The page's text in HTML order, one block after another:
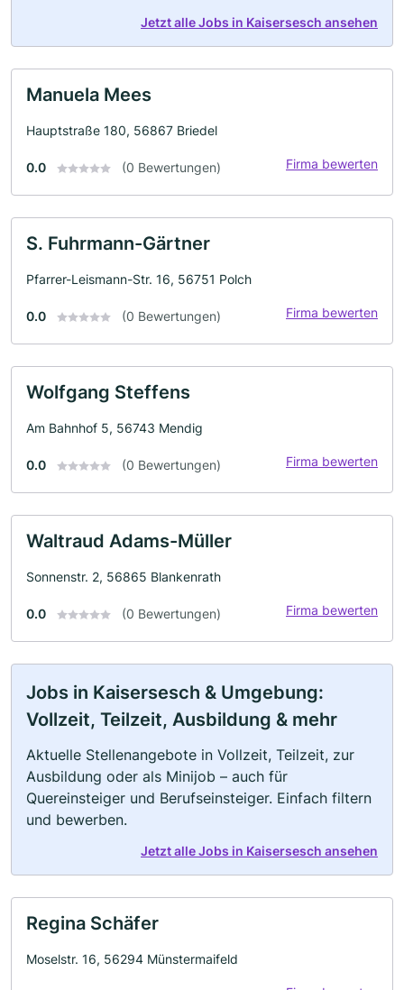
Jetzt alle Jobs in Kaisersesch ansehen
Manuela Mees
Hauptstraße 180, 56867 Briedel
0.0 (0 Bewertungen) Firma bewerten
S. Fuhrmann-Gärtner
Pfarrer-Leismann-Str. 16, 56751 Polch
0.0 (0 Bewertungen) Firma bewerten
Wolfgang Steffens
Am Bahnhof 5, 56743 Mendig
0.0 (0 Bewertungen) Firma bewerten
Waltraud Adams-Müller
Sonnenstr. 2, 56865 Blankenrath
0.0 (0 Bewertungen) Firma bewerten
Jobs in Kaisersesch & Umgebung:
Vollzeit, Teilzeit, Ausbildung & mehr
Aktuelle Stellenangebote in Vollzeit, Teilzeit, zur
Ausbildung oder als Minijob – auch für
Quereinsteiger und Berufseinsteiger. Einfach filtern
und bewerben.
Jetzt alle Jobs in Kaisersesch ansehen
Regina Schäfer
Moselstr. 16, 56294 Münstermaifeld